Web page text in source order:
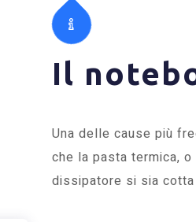
Il
Una delle cause più
che la pasta termica,
dissipatore si sia